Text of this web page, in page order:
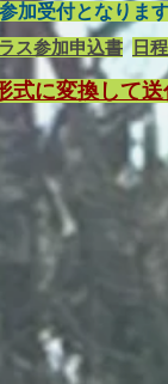
加受付となりま
日
ス参加申込書
式に変換して